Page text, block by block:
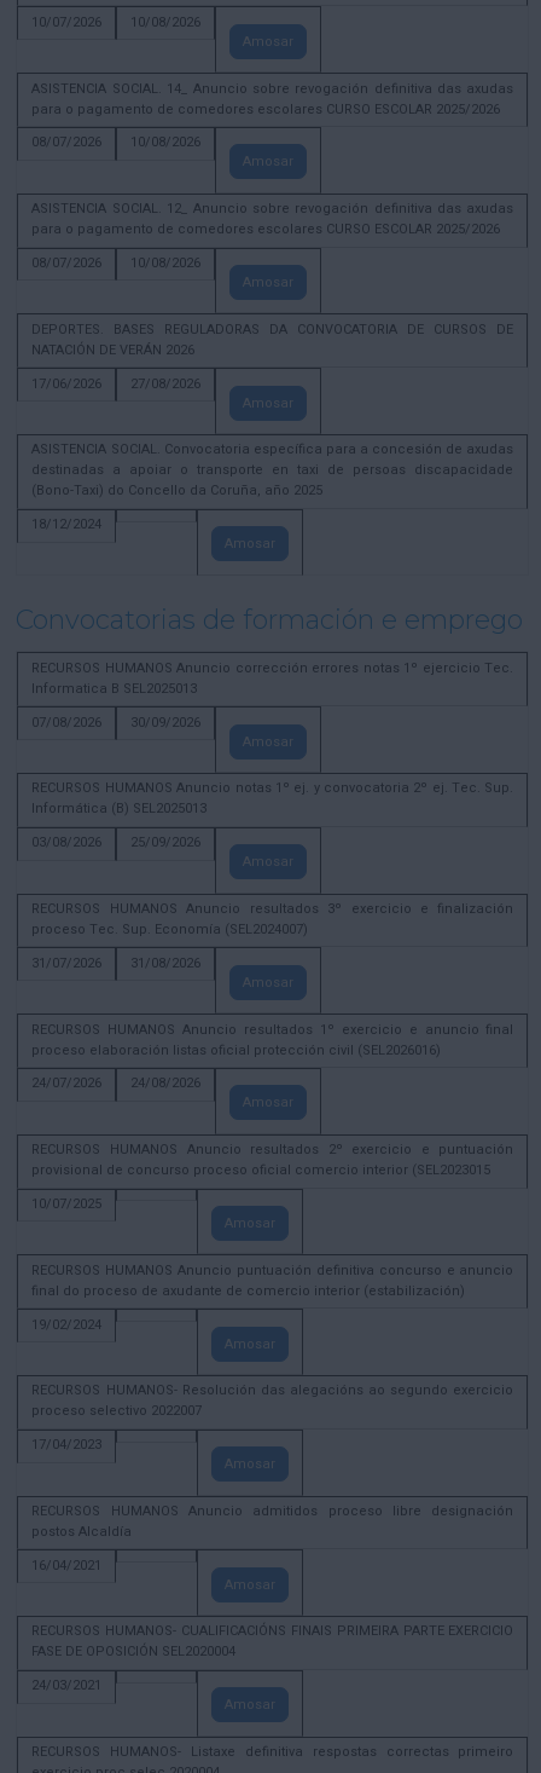
10/07/2026
10/08/2026
Amosar
ASISTENCIA SOCIAL. 14_ Anuncio sobre revogación definitiva das axudas
para o pagamento de comedores escolares CURSO ESCOLAR 2025/2026
08/07/2026
10/08/2026
Amosar
ASISTENCIA SOCIAL. 12_ Anuncio sobre revogación definitiva das axudas
para o pagamento de comedores escolares CURSO ESCOLAR 2025/2026
08/07/2026
10/08/2026
Amosar
DEPORTES. BASES REGULADORAS DA CONVOCATORIA DE CURSOS DE
NATACIÓN DE VERÁN 2026
17/06/2026
27/08/2026
Amosar
ASISTENCIA SOCIAL. Convocatoria específica para a concesión de axudas
destinadas a apoiar o transporte en taxi de persoas discapacidade
(Bono-Taxi) do Concello da Coruña, año 2025
18/12/2024
Amosar
Convocatorias de formación e emprego
RECURSOS HUMANOS Anuncio corrección errores notas 1º ejercicio Tec.
Informatica B SEL2025013
07/08/2026
30/09/2026
Amosar
RECURSOS HUMANOS Anuncio notas 1º ej. y convocatoria 2º ej. Tec. Sup.
Informática (B) SEL2025013
03/08/2026
25/09/2026
Amosar
RECURSOS HUMANOS Anuncio resultados 3º exercicio e finalización
proceso Tec. Sup. Economía (SEL2024007)
31/07/2026
31/08/2026
Amosar
RECURSOS HUMANOS Anuncio resultados 1º exercicio e anuncio final
proceso elaboración listas oficial protección civil (SEL2026016)
24/07/2026
24/08/2026
Amosar
RECURSOS HUMANOS Anuncio resultados 2º exercicio e puntuación
provisional de concurso proceso oficial comercio interior (SEL2023015
10/07/2025
Amosar
RECURSOS HUMANOS Anuncio puntuación definitiva concurso e anuncio
final do proceso de axudante de comercio interior (estabilización)
19/02/2024
Amosar
RECURSOS HUMANOS- Resolución das alegacións ao segundo exercicio
proceso selectivo 2022007
17/04/2023
Amosar
RECURSOS HUMANOS Anuncio admitidos proceso libre designación
postos Alcaldía
16/04/2021
Amosar
RECURSOS HUMANOS- CUALIFICACIÓNS FINAIS PRIMEIRA PARTE EXERCICIO
FASE DE OPOSICIÓN SEL2020004
24/03/2021
Amosar
RECURSOS HUMANOS- Listaxe definitiva respostas correctas primeiro